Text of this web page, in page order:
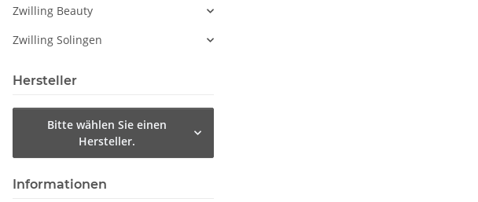
Zwilling Beauty
Zwilling Solingen
Hersteller
Bitte wählen Sie einen
Hersteller.
Informationen